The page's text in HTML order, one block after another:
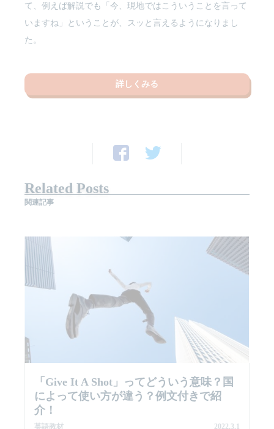
て、例えば解説でも「今、現地ではこういうことを言って
いますね」ということが、スッと言えるようになりまし
た。
詳しくみる
Related Posts
関連記事
「give It A Shot」ってどういう意味？国
によって使い方が違う？例文付きで紹
介！
英語教材 2022.3.1